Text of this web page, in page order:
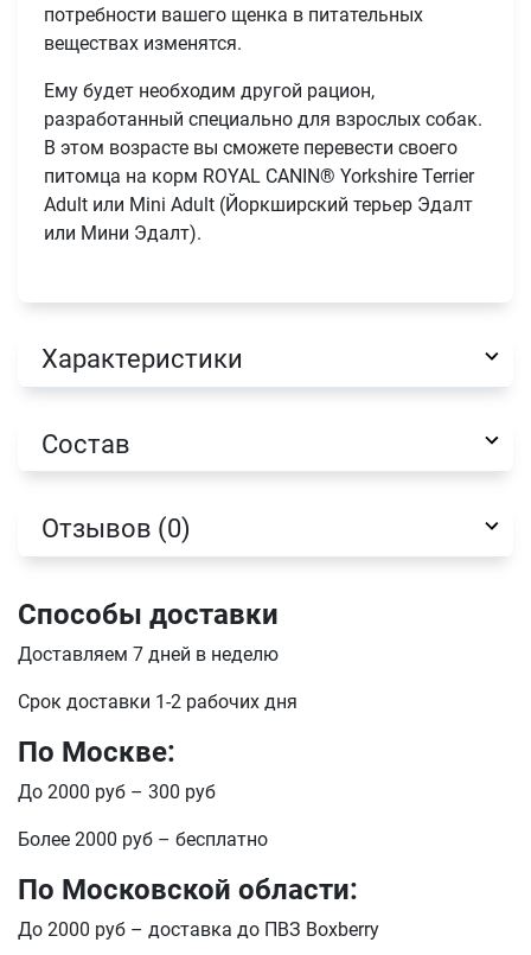
потребности вашего щенка в питательных
веществах изменятся.
Ему будет необходим другой рацион,
разработанный специально для взрослых собак.
В этом возрасте вы сможете перевести своего
питомца на корм ROYAL CANIN® Yorkshire Terrier
Adult или Mini Adult (Йоркширский терьер Эдалт
или Мини Эдалт).
Характеристики
Состав
Отзывов (0)
Способы доставки
Доставляем 7 дней в неделю
Срок доставки 1-2 рабочих дня
По Москве:
До 2000 руб – 300 руб
Более 2000 руб – бесплатно
По Московской области:
До 2000 руб – доставка до ПВЗ Boxberry
Продолжить покупки
Оформить заказ